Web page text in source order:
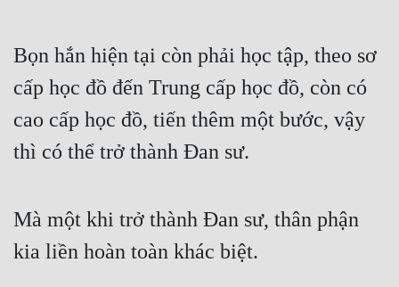
Bọn hắn hiện tại còn phải học tập, theo sơ
cấp học đồ đến Trung cấp học đồ, còn có
cao cấp học đồ, tiến thêm một bước, vậy
thì có thể trở thành Đan sư.
Mà một khi trở thành Đan sư, thân phận
kia liền hoàn toàn khác biệt.